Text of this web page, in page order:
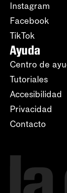
Instagram
Facebook
TikTok
Ayuda
Centro de
Tutoriales
Accesibilidad
Privacidad
Contacto